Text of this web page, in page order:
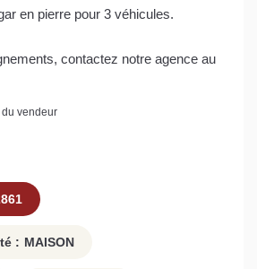
en pierre pour 3 véhicules.
contactez notre agence au
vendeur
: MAISON